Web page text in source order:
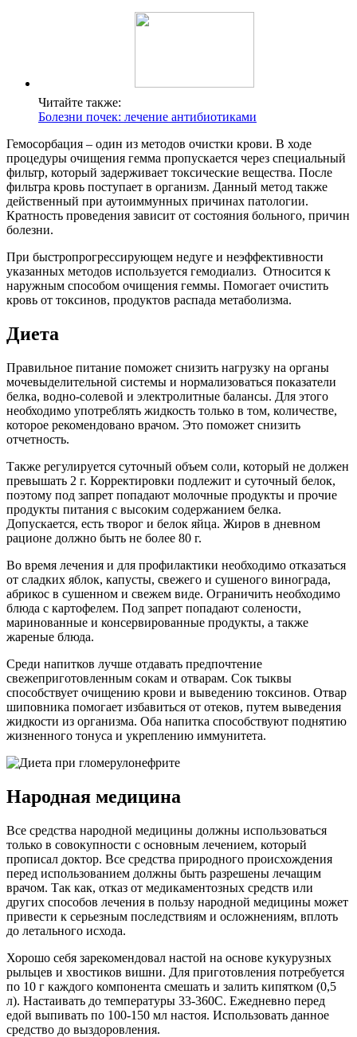
Читайте также:
Болезни почек: лечение антибиотиками
Гемосорбация – один из методов очистки крови. В ходе
процедуры очищения гемма пропускается через специальный
фильтр, который задерживает токсические вещества. После
фильтра кровь поступает в организм. Данный метод также
действенный при аутоиммунных причинах патологии.
Кратность проведения зависит от состояния больного, причин
болезни.
При быстропрогрессирующем недуге и неэффективности
указанных методов используется гемодиализ. Относится к
наружным способом очищения геммы. Помогает очистить
кровь от токсинов, продуктов распада метаболизма.
Диета
Правильное питание поможет снизить нагрузку на органы
мочевыделительной системы и нормализоваться показатели
белка, водно-солевой и электролитные балансы. Для этого
необходимо употреблять жидкость только в том, количестве,
которое рекомендовано врачом. Это поможет снизить
отчетность.
Также регулируется суточный объем соли, который не должен
превышать 2 г. Корректировки подлежит и суточный белок,
поэтому под запрет попадают молочные продукты и прочие
продукты питания с высоким содержанием белка.
Допускается, есть творог и белок яйца. Жиров в дневном
рационе должно быть не более 80 г.
Во время лечения и для профилактики необходимо отказаться
от сладких яблок, капусты, свежего и сушеного винограда,
абрикос в сушенном и свежем виде. Ограничить необходимо
блюда с картофелем. Под запрет попадают солености,
маринованные и консервированные продукты, а также
жареные блюда.
Среди напитков лучше отдавать предпочтение
свежеприготовленным сокам и отварам. Сок тыквы
способствует очищению крови и выведению токсинов. Отвар
шиповника помогает избавиться от отеков, путем выведения
жидкости из организма. Оба напитка способствуют поднятию
жизненного тонуса и укреплению иммунитета.
Народная медицина
Все средства народной медицины должны использоваться
только в совокупности с основным лечением, который
прописал доктор. Все средства природного происхождения
перед использованием должны быть разрешены лечащим
врачом. Так как, отказ от медикаментозных средств или
других способов лечения в пользу народной медицины может
привести к серьезным последствиям и осложнениям, вплоть
до летального исхода.
Хорошо себя зарекомендовал настой на основе кукурузных
рыльцев и хвостиков вишни. Для приготовления потребуется
по 10 г каждого компонента смешать и залить кипятком (0,5
л). Настаивать до температуры 33-360С. Ежедневно перед
едой выпивать по 100-150 мл настоя. Использовать данное
средство до выздоровления.